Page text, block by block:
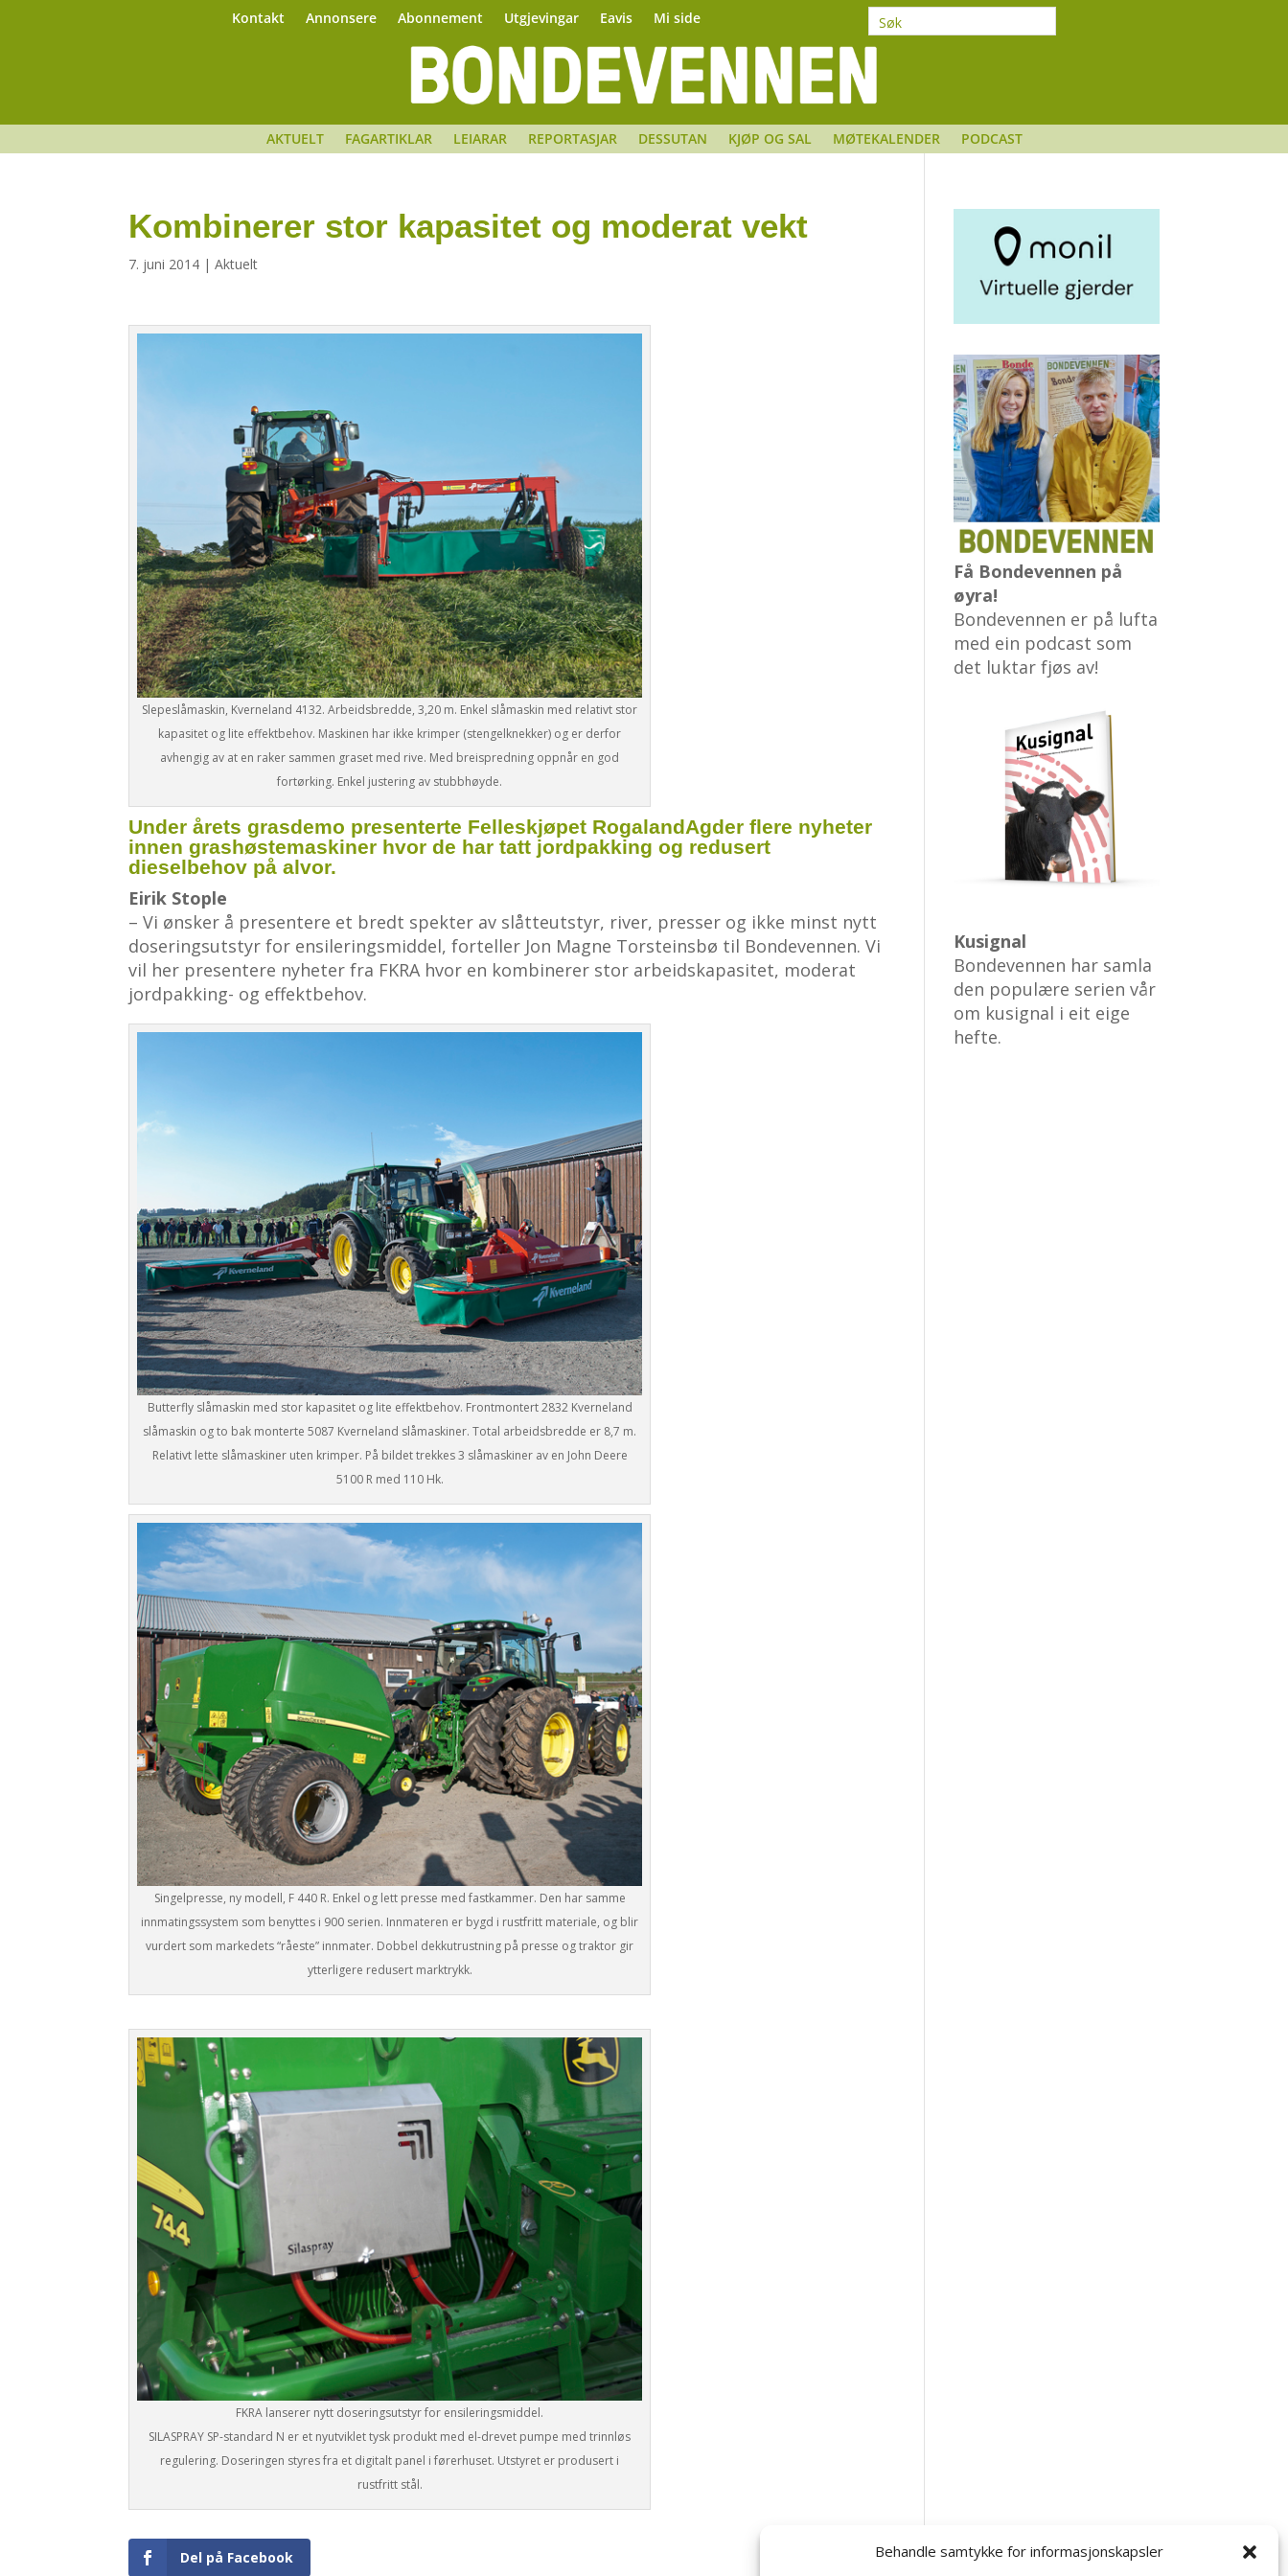
Behandle samtykke for informasjonskapsler
Kontakt Annonsere Abonnement Utgjevingar Eavis Mi side
AKTUELT FAGARTIKLAR LEIARAR REPORTASJAR DESSUTAN KJØP OG SAL MØTEKALENDER PODCAST
Kombinerer stor kapasitet og moderat vekt
7. juni 2014 |Aktuelt
Slepeslåmaskin, Kverneland 4132. Arbeidsbredde, 3,20 m. Enkel slåmaskin med relativt stor
kapasitet og lite effektbehov. Maskinen har ikke krimper (stengelknekker) og er derfor
avhengig av at en raker sammen graset med rive. Med breispredning oppnår en god
fortørking. Enkel justering av stubbhøyde.
Under årets grasdemo presenterte Felles­kjøpet RogalandAgder flere nyheter
innen grashøste­maskiner hvor de har tatt jord­pakking og redusert
dieselbehov på alvor.
Eirik Stople
– Vi ønsker å presentere et bredt spekter av slåtteutstyr, river, presser og ikke minst nytt
doseringsutstyr for ensileringsmiddel, forteller Jon Magne Torsteinsbø til Bondevennen. Vi
vil her presentere nyheter fra FKRA hvor en kombinerer stor arbeidskapasitet, moderat
jordpakking- og effektbehov.
Butterfly slåmaskin med stor kapasitet og lite effektbehov. Frontmontert 2832 Kverneland
slåmaskin og to bak monterte 5087 Kverneland slåmaskiner. Total arbeidsbredde er 8,7 m.
Relativt lette slåmaskiner uten krimper. På bildet trekkes 3 slåmaskiner av en John Deere
5100 R med 110 Hk.
Singelpresse, ny modell, F 440 R. Enkel og lett presse med fastkammer. Den har samme
innmatingssystem som benyttes i 900 serien. Innmateren er bygd i rustfritt materiale, og blir
vurdert som markedets “råeste” innmater. Dobbel dekkutrustning på presse og traktor gir
ytterligere redusert marktrykk.
FKRA lanserer nytt doseringsutstyr for ensileringsmiddel.
SILASPRAY SP-standard N er et nyutviklet tysk produkt med el-drevet pumpe med trinnløs
regulering. Doseringen styres fra et digitalt panel i førerhuset. Utstyret er produsert i
rustfritt stål.
Del på Facebook
Få Bondevennen på
øyra!
Bondevennen er på lufta
med ein podcast som
det luktar fjøs av!
Kusignal
Bondevennen har samla
den populære serien vår
om kusignal i eit eige
hefte.